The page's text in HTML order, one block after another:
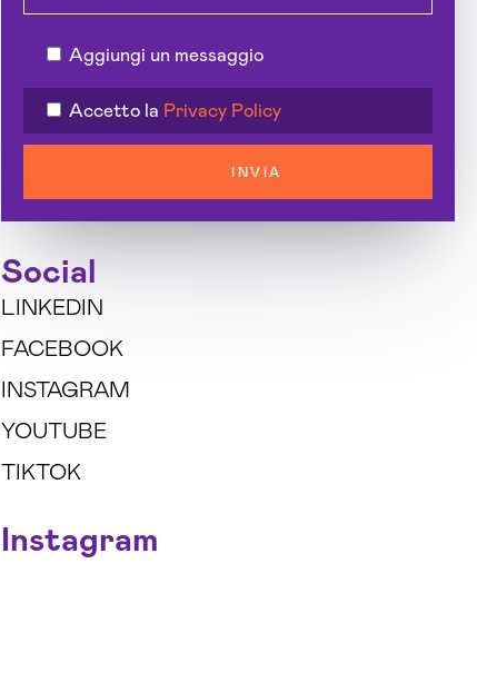
Aggiungi un messaggio
Accetto la Privacy Policy
INVIA
Social
LINKEDIN
FACEBOOK
INSTAGRAM
YOUTUBE
TIKTOK
Instagram